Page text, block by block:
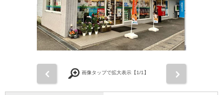
画像タップで拡大表示【1/1】